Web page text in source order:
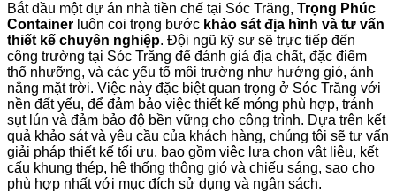
Bắt đầu một dự án nhà tiền chế tại Sóc Trăng, Trọng Phúc
Container luôn coi trọng bước khảo sát địa hình và tư vấn
thiết kế chuyên nghiệp. Đội ngũ kỹ sư sẽ trực tiếp đến
công trường tại Sóc Trăng để đánh giá địa chất, đặc điểm
thổ nhưỡng, và các yếu tố môi trường như hướng gió, ánh
nắng mặt trời. Việc này đặc biệt quan trọng ở Sóc Trăng với
nền đất yếu, để đảm bảo việc thiết kế móng phù hợp, tránh
sụt lún và đảm bảo độ bền vững cho công trình. Dựa trên kết
quả khảo sát và yêu cầu của khách hàng, chúng tôi sẽ tư vấn
giải pháp thiết kế tối ưu, bao gồm việc lựa chọn vật liệu, kết
cấu khung thép, hệ thống thông gió và chiếu sáng, sao cho
phù hợp nhất với mục đích sử dụng và ngân sách.